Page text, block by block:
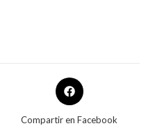
Compartir en Facebook